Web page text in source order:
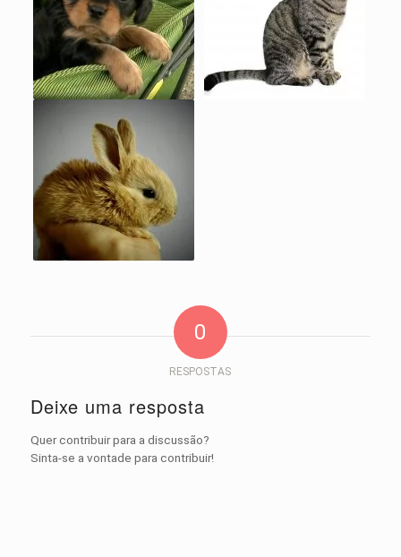
0
RESPOSTAS
Deixe uma resposta
Quer contribuir para a discussão?
Sinta-se a vontade para contribuir!